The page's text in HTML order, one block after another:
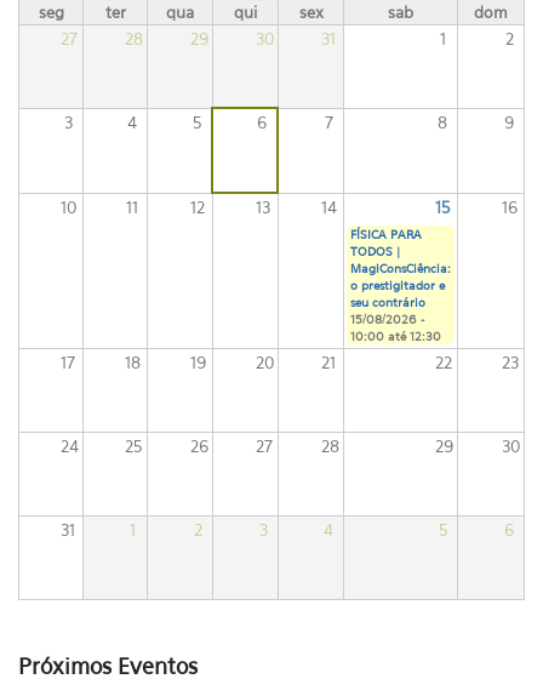
seg ter qua qui sex sab
dom
27
28 29 30 31 1 2
3 4 5 6 7 8 9
10 11 12 13 14 15 16
FÍSICA PARA
TODOS |
MagiConsCiência:
o prestigitador e
seu contrário
15/08/2026 -
10:00 até12:30
17 18 19 20 21 22 23
24 25 26 27 28 29 30
31 1 2 3 4 5 6
Próximos Eventos